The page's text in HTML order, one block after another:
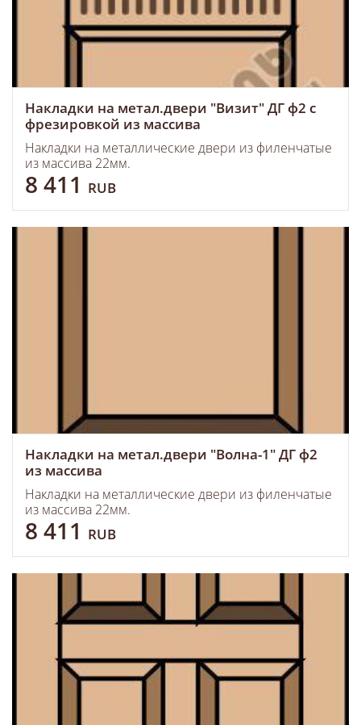
Накладки на метал.двери "Визит" ДГ ф2 с
фрезировкой из массива
Накладки на металлические двери из филенчатые
из массива 22мм.
8 411 RUB
Накладки на метал.двери "Волна-1" ДГ ф2
из массива
Накладки на металлические двери из филенчатые
из массива 22мм.
8 411 RUB